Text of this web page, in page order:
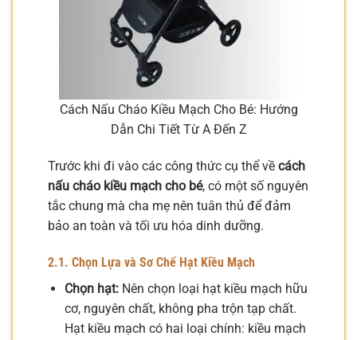
Cách Nấu Cháo Kiều Mạch Cho Bé: Hướng
Dẫn Chi Tiết Từ A Đến Z
Trước khi đi vào các công thức cụ thể về cách
nấu cháo kiều mạch cho bé, có một số nguyên
tắc chung mà cha mẹ nên tuân thủ để đảm
bảo an toàn và tối ưu hóa dinh dưỡng.
2.1. Chọn Lựa và Sơ Chế Hạt Kiều Mạch
Chọn hạt:Nên chọn loại hạt kiều mạch hữu
cơ, nguyên chất, không pha trộn tạp chất.
Hạt kiều mạch có hai loại chính: kiều mạch